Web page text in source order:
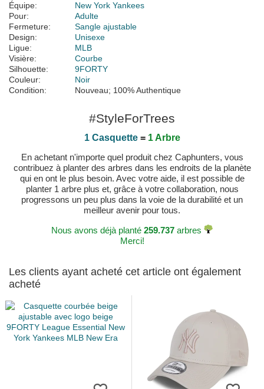
Équipe:
New York Yankees
Pour:
Adulte
Fermeture:
Sangle ajustable
Design:
Unisexe
Ligue:
MLB
Visière:
Courbe
Silhouette:
9FORTY
Couleur:
Noir
Condition:
Nouveau; 100% Authentique
#StyleForTrees
1 Casquette= 1 Arbre
En achetant n'importe quel produit chez Caphunters, vous
contribuez à planter des arbres dans les endroits de la planète
qui en ont le plus besoin. Avec votre aide, il est possible de
planter 1 arbre plus et, grâce à votre collaboration, nous
progressons un peu plus dans la voie de la durabilité et un
meilleur avenir pour tous.
Nous avons déjà planté 259.737 arbres
Merci!
Les clients ayant acheté cet article ont également
acheté